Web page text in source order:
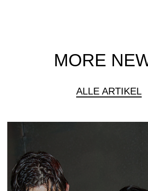
MORE
ALLE ARTIKEL